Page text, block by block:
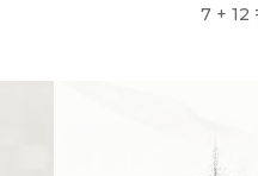
7 + 12